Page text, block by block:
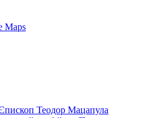
Maps
Теодор Мацапула